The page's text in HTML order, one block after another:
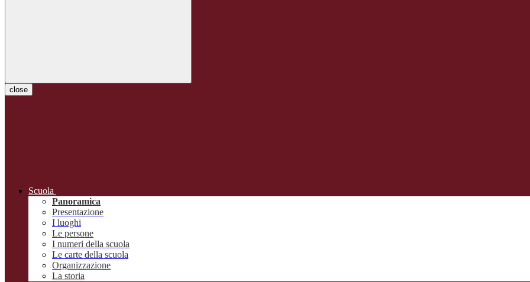
close
Scuola
Panoramica
Presentazione
I luoghi
Le persone
I numeri della scuola
Le carte della scuola
Organizzazione
La storia